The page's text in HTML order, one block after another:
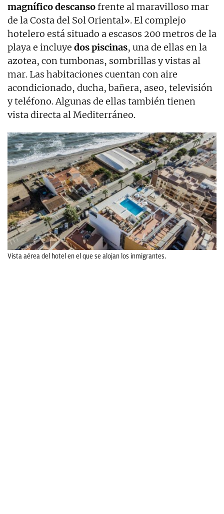
magnífico descansofrente al maravilloso mar
de la Costa del Sol Oriental». El complejo
hotelero está situado a escasos 200 metros de la
playa e incluye dos piscinas, una de ellas en la
azotea, con tumbonas, sombrillas y vistas al
mar. Las habitaciones cuentan con aire
acondicionado, ducha, bañera, aseo, televisión
y teléfono. Algunas de ellas también tienen
vista directa al Mediterráneo.
Vista aérea del hotel en el que se alojan los inmigrantes.